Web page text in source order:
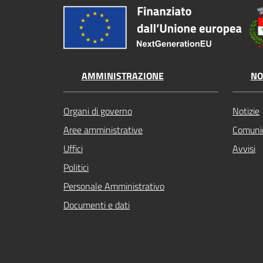
AMMINISTRAZIONE
Organi di governo
Aree amministrative
Uffici
Politici
Personale Amministrativo
Documenti e dati
Notizie
Avvisi